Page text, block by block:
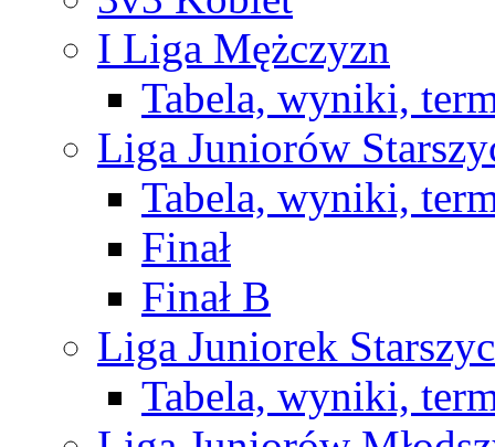
I Liga Mężczyzn
Tabela, wyniki,
Liga Juniorów
Tabela, wyniki,
Finał
Finał B
Liga Juniorek
Tabela, wyniki,